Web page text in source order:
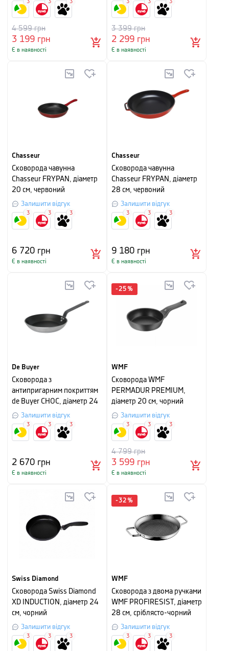
3 199 грн
4 599грн
Є в наявності
3 3 3
2 299 грн
3 399грн
Є в наявності
3 3 3
Chasseur
Сковорода чавунна
Chasseur FRYPAN, діаметр
20 см, червоний
Залишити відгук
6 720 грн
Є в наявності
3 3 3
Chasseur
Сковорода чавунна
Chasseur FRYPAN, діаметр
28 см, червоний
Залишити відгук
9 180 грн
Є в наявності
3 3 3
De Buyer
Сковорода з
антипригарним покриттям
de Buyer CHOC, діаметр 24
см, сріблясто-чорна
Залишити відгук
2 670 грн
Є в наявності
3 3 3
-25 %
WMF
Сковорода WMF
PERMADUR PREMIUM,
діаметр 20 см, чорний
Залишити відгук
3 599 грн
4 799грн
Є в наявності
3 3 3
Swiss Diamond
Сковорода Swiss Diamond
XD INDUCTION, діаметр 24
см, чорний
Залишити відгук
3 3 3
-32 %
WMF
Сковорода з двома ручками
WMF PROFIRESIST, діаметр
28 см, сріблясто-чорний
Залишити відгук
3 3 3